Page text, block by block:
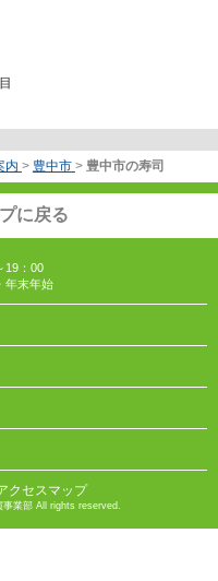
内 > 豊中市 > 豊中市の寿司
に戻る
19：00
年末年始
クセスマップ
業部 All rights reserved.